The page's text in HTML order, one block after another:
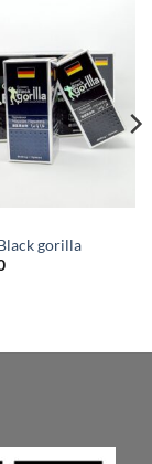
gorilla